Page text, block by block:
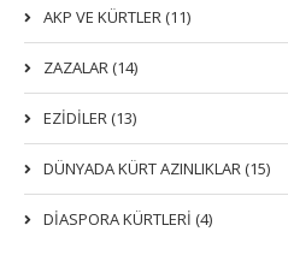
AKP VE KÜRTLER (11)
ZAZALAR (14)
EZIDILER (13)
DÜNYADA KÜRT AZINLIKLAR (15)
DİASPORA KÜRTLERİ (4)